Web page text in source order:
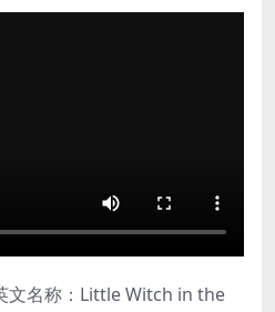
文名称：Little Witch in the